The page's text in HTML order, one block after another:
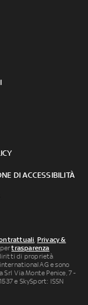
DI ACCESSIBILITÀ
, Privacy &
trasparenza
di proprietà
AG e sono
Via Monte Penice, 7 -
e SkySport: ISSN